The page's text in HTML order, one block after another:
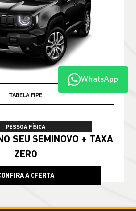
TABELA FIPE
PESSOA FÍSICA
ZERO
A OFERTA
WhatsApp